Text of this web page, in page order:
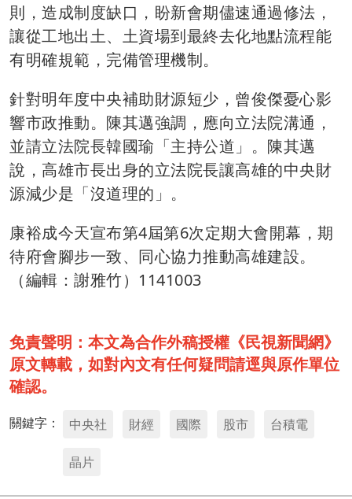
則，造成制度缺口，盼新會期儘速通過修法，
讓從工地出土、土資場到最終去化地點流程能
有明確規範，完備管理機制。
針對明年度中央補助財源短少，曾俊傑憂心影
響市政推動。陳其邁強調，應向立法院溝通，
並請立法院長韓國瑜「主持公道」。陳其邁
說，高雄市長出身的立法院長讓高雄的中央財
源減少是「沒道理的」。
康裕成今天宣布第4屆第6次定期大會開幕，期
待府會腳步一致、同心協力推動高雄建設。
（編輯：謝雅竹）1141003
免責聲明：本文為合作外稿授權《民視新聞網》
原文轉載，如對內文有任何疑問請逕與原作單位
確認。
關鍵字： 中央社 財經 國際 股市 台積電
晶片